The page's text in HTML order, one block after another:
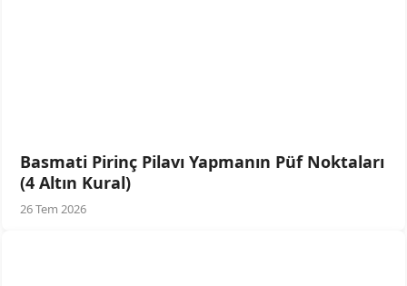
Basmati Pirinç Pilavı Yapmanın Püf Noktaları
(4 Altın Kural)
26 Tem 2026